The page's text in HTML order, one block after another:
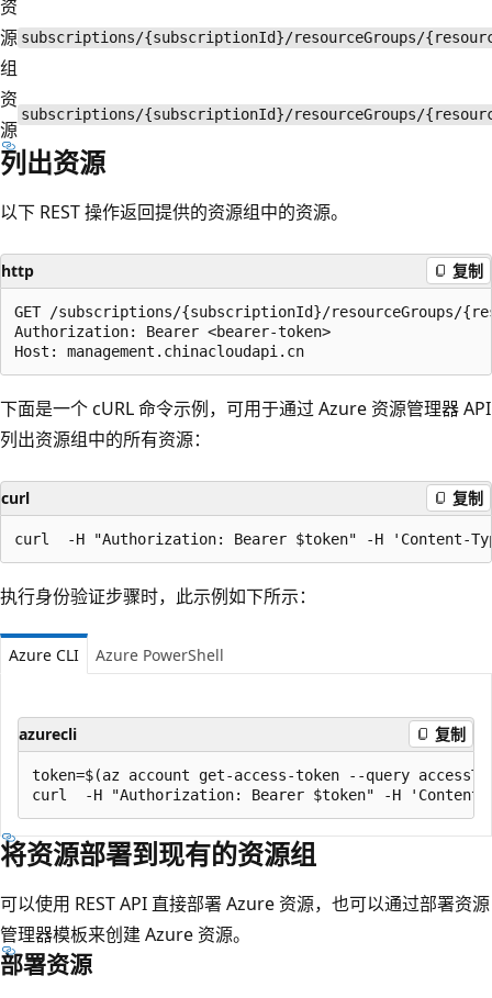
资
源
组
subscriptions/{subscriptionId}/resourceGroups/
资
源
subscriptions/{subscriptionId}/resourceGroups/
列出资源
以下 REST 操作返回提供的资源组中的资源。
http 复制
GET /subscriptions/{subscriptionId}/resourceGroups/
Authorization: Bearer <bearer-token>
下面是一个 cURL 命令示例，可用于通过 Azure 资源管理器 API
列出资源组中的所有资源：
curl 复制
执行身份验证步骤时，此示例如下所示：
Azure CLI Azure PowerShell
azurecli 复制
token=$(az account get-access-token --query
将资源部署到现有的资源组
可以使用 REST API 直接部署 Azure 资源，也可以通过部署资源
管理器模板来创建 Azure 资源。
部署资源